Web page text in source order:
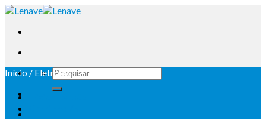
Início / Eletrónica